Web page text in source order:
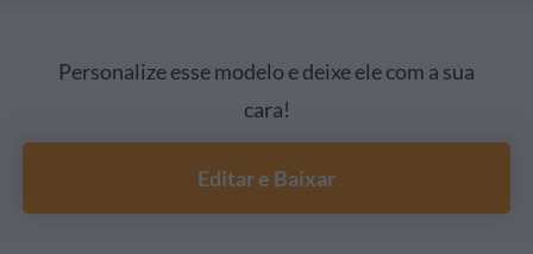
Personalize esse modelo e deixe ele com a sua
cara!
Editar e Baixar